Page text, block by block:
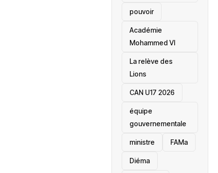
pouvoir
Académie
Mohammed VI
La relève des
Lions
CAN U17 2026
équipe
gouvernementale
ministre FAMa
Diéma